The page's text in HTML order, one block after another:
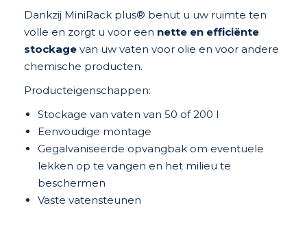
Dankzij MiniRack plus® benut u uw ruimte ten
volle en zorgt u voor een nette en efficiënte
stockage van uw vaten voor olie en voor andere
chemische producten.
Producteigenschappen:
Stockage van vaten van 50 of 200 l
Eenvoudige montage
Gegalvaniseerde opvangbak om eventuele
lekken op te vangen en het milieu te
beschermen
Vaste vatensteunen